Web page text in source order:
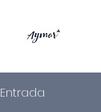
Entrada